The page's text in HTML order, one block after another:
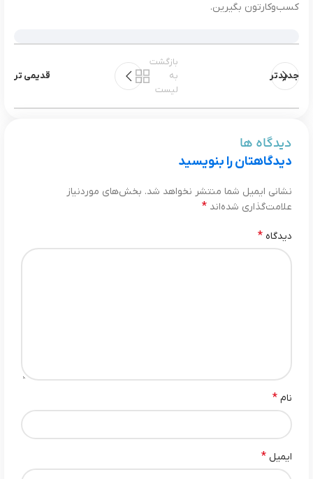
کسب‌وکارتون بگیرین.
جدیدتر
بازگشت
به
لیست
قدیمی تر
دیدگاه ها
دیدگاهتان را بنویسید
نشانی ایمیل شما منتشر نخواهد شد. بخش‌های موردنیاز
علامت‌گذاری شده‌اند *
دیدگاه *
نام *
ایمیل *